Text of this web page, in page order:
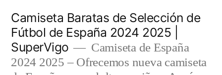
contenido
Camiseta Baratas de Selección de
Fútbol de España 2024 2025 |
SuperVigo
Camiseta de España
2024 2025 – Ofrecemos nueva camiseta